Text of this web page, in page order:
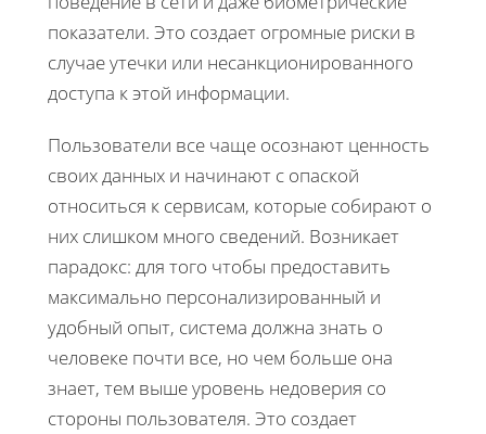
показатели. Это создает огромные риски в
случае утечки или несанкционированного
доступа к этой информации.
Пользователи все чаще осознают ценность
своих данных и начинают с опаской
относиться к сервисам, которые собирают о
них слишком много сведений. Возникает
парадокс: для того чтобы предоставить
максимально персонализированный и
удобный опыт, система должна знать о
человеке почти все, но чем больше она
знает, тем выше уровень недоверия со
стороны пользователя. Это создает